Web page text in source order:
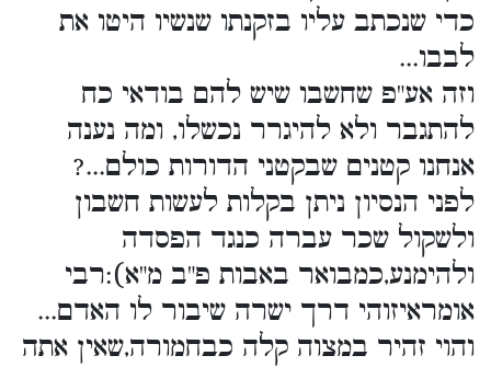
כדי שנכתב עליו בזקנתו שנשיו היטו את
לבבו...
וזה אע"פ שחשבו שיש להם בודאי כח
להתגבר ולא להיגרר נכשלו, ומה נענה
אנחנו קטנים שבקטני הדורות כולם...?
לפני הנסיון ניתן בקלות לעשות חשבון
ולשקול שכר עברה כנגד הפסדה
ולהימנע,כמבואר באבות פ"ב מ"א):רבי
אומראיזוהי דרך ישרה שיבור לו האדם...
והוי זהיר במצוה קלה כבחמורה,שאין אתה